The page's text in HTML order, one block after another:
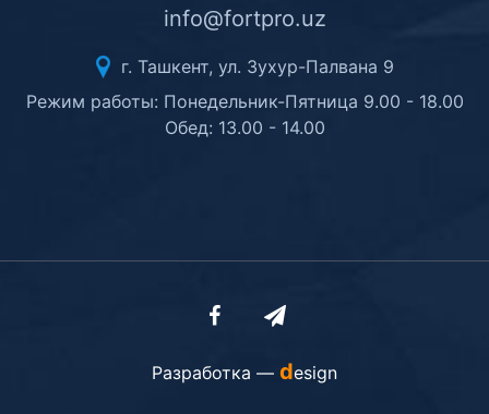
info@fortpro.uz
г. Ташкент, ул. Зухур-Палвана 9
Режим работы: Понедельник-Пятница 9.00 - 18.00
Обед: 13.00 - 14.00
Разработка — design